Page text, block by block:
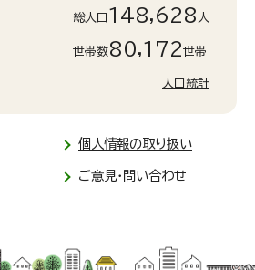
総人口 148,628 人
世帯数80,172世帯
人口統計
個人情報の取り扱い
ご意見・問い合わせ